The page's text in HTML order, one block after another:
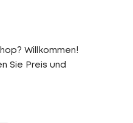
Willkommen!
Sie Preis und